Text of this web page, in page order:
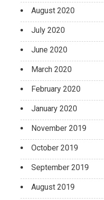
August 2020
July 2020
June 2020
March 2020
February 2020
January 2020
November 2019
October 2019
September 2019
August 2019